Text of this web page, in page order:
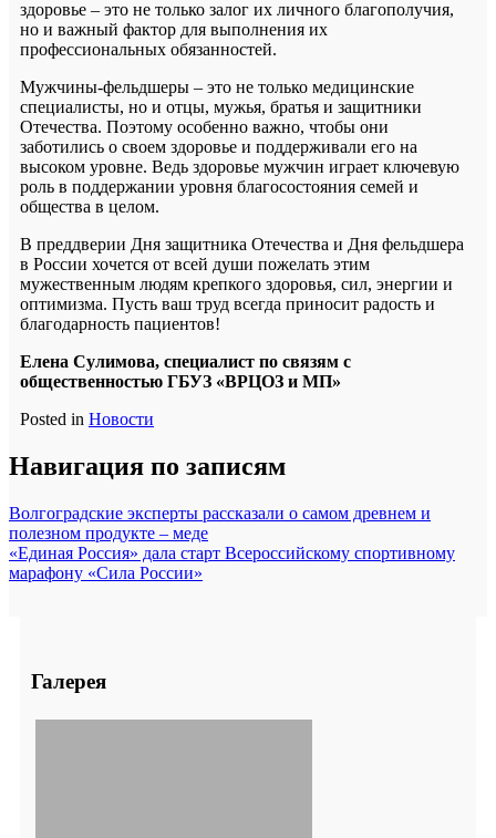
здоровье – это не только залог их личного благополучия,
но и важный фактор для выполнения их
профессиональных обязанностей.
Мужчины-фельдшеры – это не только медицинские
специалисты, но и отцы, мужья, братья и защитники
Отечества. Поэтому особенно важно, чтобы они
заботились о своем здоровье и поддерживали его на
высоком уровне. Ведь здоровье мужчин играет ключевую
роль в поддержании уровня благосостояния семей и
общества в целом.
В преддверии Дня защитника Отечества и Дня фельдшера
в России хочется от всей души пожелать этим
мужественным людям крепкого здоровья, сил, энергии и
оптимизма. Пусть ваш труд всегда приносит радость и
благодарность пациентов!
Елена Сулимова, специалист по связям с
общественностью ГБУЗ «ВРЦОЗ и МП»
Posted in Новости
Навигация по записям
Волгоградские эксперты рассказали о самом древнем и
полезном продукте – меде
«Единая Россия» дала старт Всероссийскому спортивному
марафону «Сила России»
Галерея